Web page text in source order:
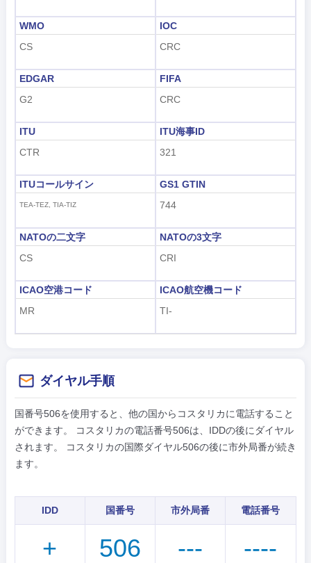
WMO
CS
IOC
CRC
EDGAR
G2
FIFA
CRC
ITU
CTR
ITU海事ID
321
ITUコールサイン
TEA-TEZ, TIA-TIZ
GS1 GTIN
744
NATOの二文字
CS
NATOの3文字
CRI
ICAO空港コード
MR
ICAO航空機コード
TI-
ダイヤル手順
国番号506を使用すると、他の国からコスタリカに電話すること
ができます。 コスタリカの電話番号506は、IDDの後にダイヤル
されます。 コスタリカの国際ダイヤル506の後に市外局番が続き
ます。
IDD 国番号 市外局番 電話番号
+ 506 --- ----